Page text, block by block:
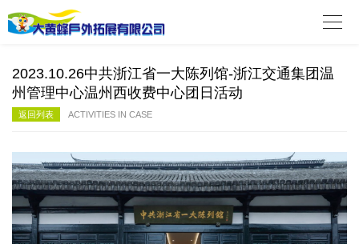

2023.10.26中共浙江省一大陈列馆-浙江交通集团温
州管理中心温州西收费中心团日活动
返回列表 ACTIVITIES IN CASE